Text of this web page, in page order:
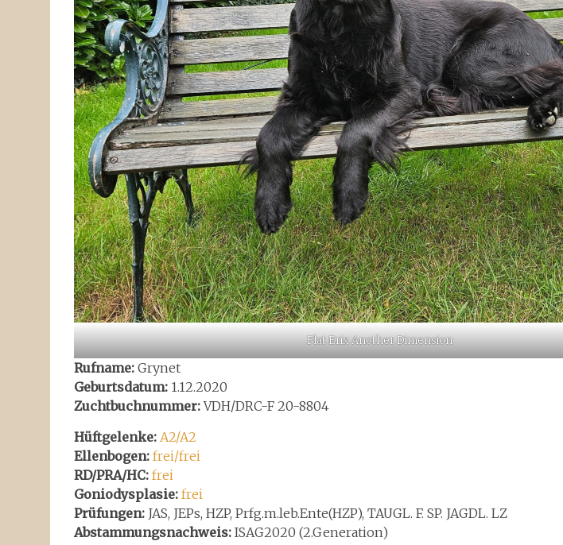
Flat Erix Another Dimension
Rufname: Grynet
Geburtsdatum: 1.12.2020
Zuchtbuchnummer:VDH/DRC-F 20-8804
Hüftgelenke: A2/A2
Ellenbogen: frei/frei
RD/PRA/HC: frei
Goniodysplasie: frei
Prüfungen: JAS, JEPs, HZP, Prfg.m.leb.Ente(HZP), TAUGL. F. SP. JAGDL. LZ
Abstammungsnachweis: ISAG2020 (2.Generation)